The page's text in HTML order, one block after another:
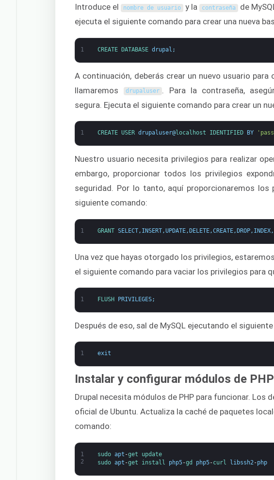
Introduce el nombre de usuario y la contraseña de
ejecuta el siguiente comando para crear una nueva
1 CREATE DATABASE drupal ;
A continuación, deberás crear un nuevo usuario
llamaremos
drupaluser
. Para la contraseña,
segura. Ejecuta el siguiente comando para crear un
1 CREATE USER drupaluser@localhost IDENTIFIED BY
Nuestro usuario necesita privilegios para realizar
embargo, proporcionar todos los privilegios
seguridad. Por lo tanto, aquí proporcionaremos los
siguiente comando:
1 GRANT SELECT, INSERT,UPDATE,DELETE,CREATE,DROP, INDEX,
Una vez que hayas otorgado los privilegios,
el siguiente comando para vaciar los privilegios para
1 FLUSH PRIVILEGES;
Después de eso, sal de MySQL ejecutando el
1 exit
Instalar y configurar módulos de PHP
Drupal necesita módulos de PHP para funcionar. Los
oficial de Ubuntu. Actualiza la caché de paquetes
comando:
1
2
sudo apt -get update
sudo apt -get install php5-gd php5-curl libssh2 -php